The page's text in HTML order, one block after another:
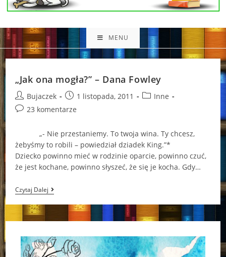
MENU
„Jak ona mogła?” – Dana Fowley
Post
author:
Bujaczek
Post
published:
1 listopada, 2011
PostInne
Post23 komentarze
„- Nie przestaniemy. To twoja wina. Ty chcesz,
żebyśmy to robili – powiedział dziadek King.”*
Dziecko powinno mieć w rodzinie oparcie, powinno czuć,
że jest kochane, powinno słyszeć, że się je kocha. Gdy…
Czytaj Dalej„Jak
Ona
Mogła?”
Dana